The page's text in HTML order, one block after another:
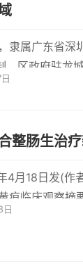
隶属广东省深
，区政府驻
湾与
整肠生治
4月18日发(作
疸临床观察摘
的
日